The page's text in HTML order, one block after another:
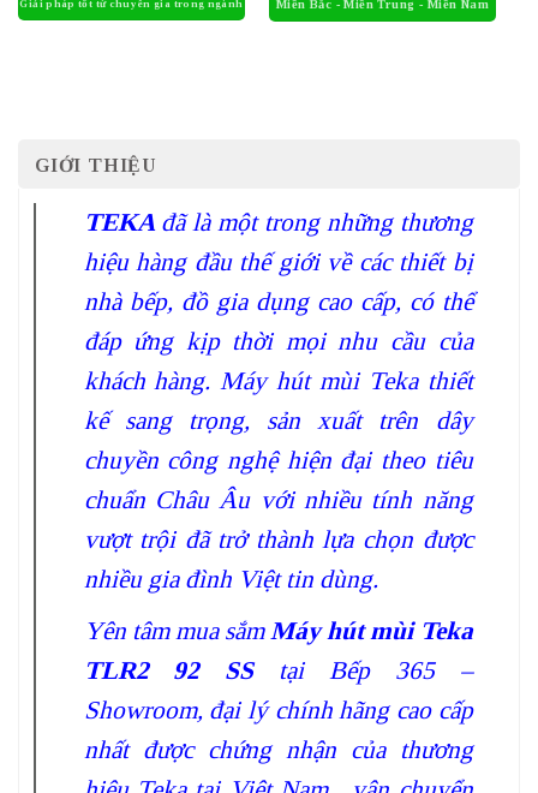
GIỚI THIỆU
TEKAđã là một trong những thương
hiệu hàng đầu thế giới về các thiết bị
nhà bếp, đồ gia dụng cao cấp, có thể
đáp ứng kịp thời mọi nhu cầu của
khách hàng. Máy hút mùi Teka thiết
kế sang trọng, sản xuất trên dây
chuyền công nghệ hiện đại theo tiêu
chuẩn Châu Âu với nhiều tính năng
vượt trội đã trở thành lựa chọn được
nhiều gia đình Việt tin dùng.
Yên tâm mua sắmMáy hút mùi Teka
TLR2 92 SStại Bếp 365 –
Showroom, đại lý chính hãng cao cấp
nhất được chứng nhận của thương